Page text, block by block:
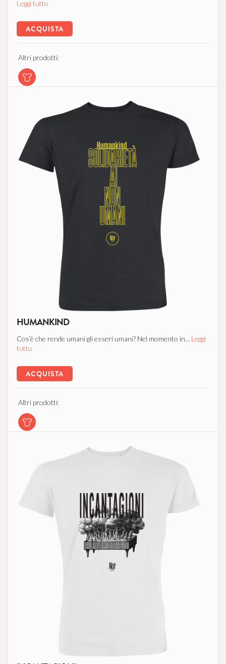
Leggi tutto
ACQUISTA
Altri prodotti:
HUMANKIND
Cos’è che rende umani gli esseri umani? Nel momento in... Leggi
tutto
ACQUISTA
Altri prodotti: